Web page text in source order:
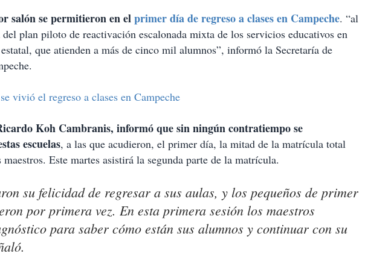
salón se permitieron en elprimer día de regreso a clases en Campeche. “al
plan piloto de reactivación escalonada mixta de los servicios educativos en
que atienden a más de cinco mil alumnos”, informó la Secretaría de
vivió el regreso a clases en Campeche
Koh Cambranis, informó que sin ningún contratiempo se
escuelas, a las que acudieron, el primer día, la mitad de la matrícula total
Este martes asistirá la segunda parte de la matrícula.
su felicidad de regresar a sus aulas, y los pequeños de primer
por primera vez. En esta primera sesión los maestros
para saber cómo están sus alumnos y continuar con su